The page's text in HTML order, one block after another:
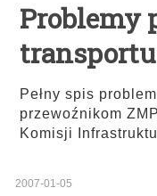
Problemy
Pełny spis
przewoźnikom
Komisji
2007-01-05